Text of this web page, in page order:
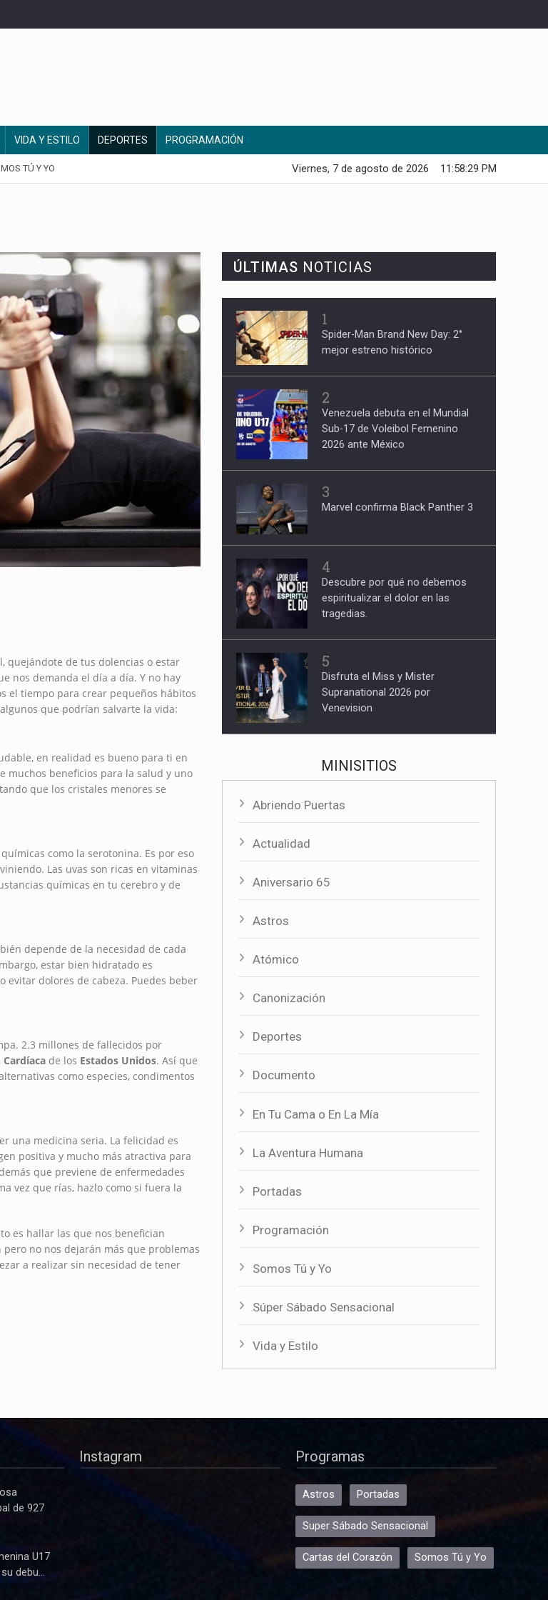
VIDA Y ESTILO DEPORTES PROGRAMACIÓN
TÚ Y YO 11:58:30 PM
Viernes, 7 de agosto de 2026
quejándote de tus dolencias o estar
nos demanda el día a día. Y no hay
el tiempo para crear pequeños hábitos
que podrían salvarte la vida:
en realidad es bueno para ti en
muchos beneficios para la salud y uno
que los cristales menores se
como la serotonina. Es por eso
Las uvas son ricas en vitaminas
químicas en tu cerebro y de
depende de la necesidad de cada
estar bien hidratado es
dolores de cabeza. Puedes beber
2.3 millones de fallecidos por
de los Estados Unidos. Así que
como especies, condimentos
una medicina seria. La felicidad es
positiva y mucho más atractiva para
que previene de enfermedades
vez que rías, hazlo como si fuera la
es hallar las que nos benefician
no nos dejarán más que problemas
a realizar sin necesidad de tener
ÚLTIMAS NOTICIAS
1
Spider-Man Brand New Day: 2°
mejor estreno histórico
2
Venezuela debuta en el Mundial
Sub-17 de Voleibol Femenino
2026 ante México
3
Marvel confirma Black Panther 3
4
Descubre por qué no debemos
espiritualizar el dolor en las
tragedias.
5
Disfruta el Miss y Mister
Supranational 2026 por
Venevision
MINISITIOS
Abriendo Puertas
Actualidad
Aniversario 65
Astros
Atómico
Canonización
Deportes
Documento
En Tu Cama o En La Mía
La Aventura Humana
Portadas
Programación
Somos Tú y Yo
Súper Sábado Sensacional
Vida y Estilo
de 927
U17
debu...
Instagram Programas
Astros Portadas
Super Sábado Sensacional
Cartas del Corazón Somos Tú y Yo